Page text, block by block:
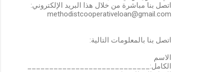
اتصل بنا مباشرة من خلال هذا البريد الإلكتروني:
methodistcooperativeloan@gmail.com
اتصل بنا بالمعلومات التالية:
الاسم
الكامل:____________________________